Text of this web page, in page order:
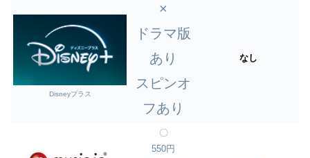
Disneyプラス
×
ドラマ版
あり
スピンオ
フあり
なし
〇
550円